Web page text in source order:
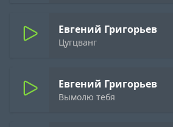
Евгений Григорьев
Цугцванг
Евгений Григорьев
Вымолю тебя